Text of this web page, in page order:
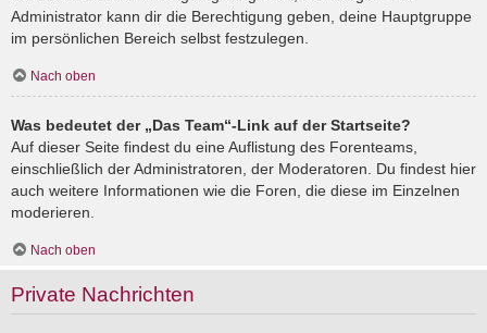
Administrator kann dir die Berechtigung geben, deine Hauptgruppe
im persönlichen Bereich selbst festzulegen.
Nach oben
Was bedeutet der „Das Team“-Link auf der Startseite?
Auf dieser Seite findest du eine Auflistung des Forenteams,
einschließlich der Administratoren, der Moderatoren. Du findest hier
auch weitere Informationen wie die Foren, die diese im Einzelnen
moderieren.
Nach oben
Private Nachrichten